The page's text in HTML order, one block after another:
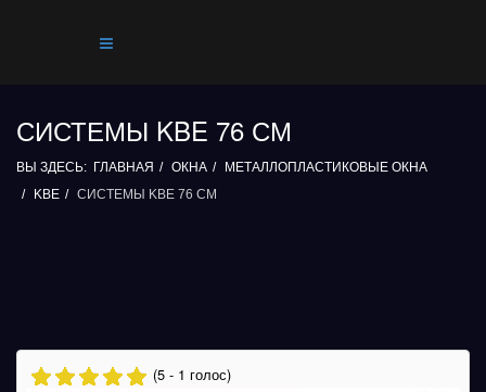
СИСТЕМЫ KBE 76 СМ
ВЫ ЗДЕСЬ: ГЛАВНАЯ ОКНА
МЕТАЛЛОПЛАСТИКОВЫЕ ОКНА
KBE
СИСТЕМЫ KBE 76 СМ
(5 - 1 голос)